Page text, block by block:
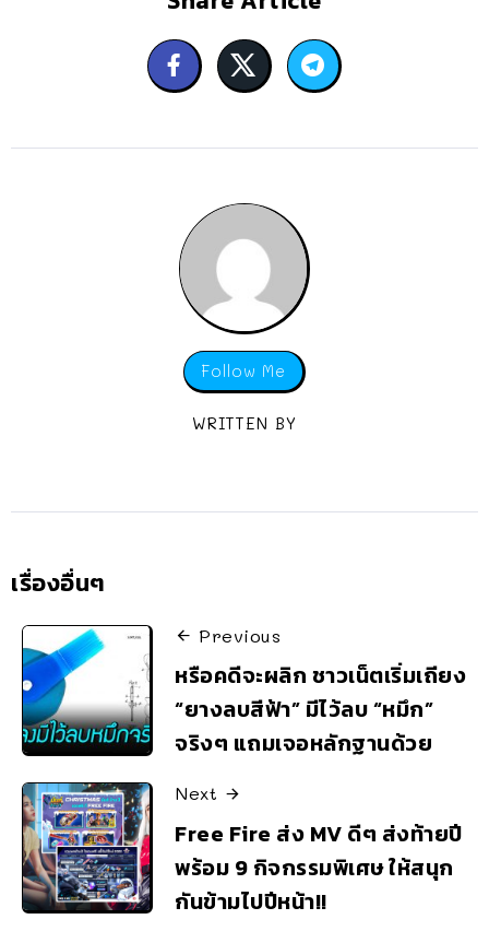
Follow Me
WRITTEN BY
เรื่องอื่นๆ
Previous
หรือคดีจะผลิก ชาวเน็ตเริ่มเถียง
“ยางลบสีฟ้า” มีไว้ลบ “หมึก”
จริงๆ แถมเจอหลักฐานด้วย
Next
Free Fire ส่ง MV ดีๆ ส่งท้ายปี
พร้อม 9 กิจกรรมพิเศษ ให้สนุก
กันข้ามไปปีหน้า!!